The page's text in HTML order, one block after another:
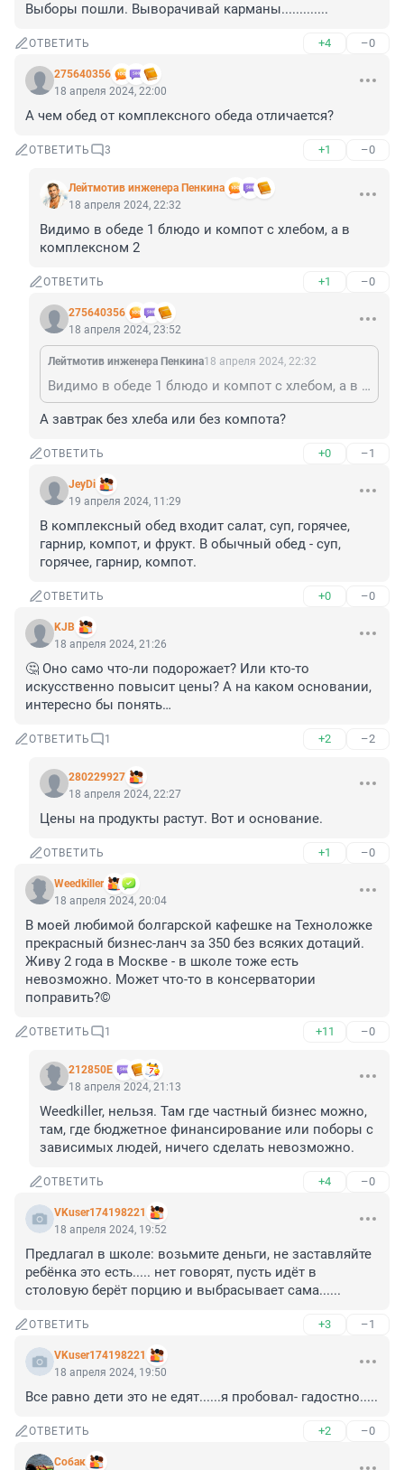
Выборы пошли. Выворачивай карманы.............
ОТВЕТИТЬ +4 –0
275640356
18 апреля 2024, 22:00
А чем обед от комплексного обеда отличается?
ОТВЕТИТЬ 3 +1 –0
Лейтмотив инженера Пенкина
18 апреля 2024, 22:32
Видимо в обеде 1 блюдо и компот с хлебом, а в
комплексном 2
ОТВЕТИТЬ +1 –0
275640356
18 апреля 2024, 23:52
Лейтмотив инженера Пенкина18 апреля 2024, 22:32
Видимо в обеде 1 блюдо и компот с хлебом, а в комплексном 2
А завтрак без хлеба или без компота?
ОТВЕТИТЬ +0 –1
JeyDi
19 апреля 2024, 11:29
В комплексный обед входит салат, суп, горячее,
гарнир, компот, и фрукт. В обычный обед - суп,
горячее, гарнир, компот.
ОТВЕТИТЬ +0 –0
KJB
18 апреля 2024, 21:26
🤔 Оно само что-ли подорожает? Или кто-то
искусственно повысит цены? А на каком основании,
интересно бы понять…
ОТВЕТИТЬ 1 +2 –2
280229927
18 апреля 2024, 22:27
Цены на продукты растут. Вот и основание.
ОТВЕТИТЬ +1 –0
Weedkiller
18 апреля 2024, 20:04
В моей любимой болгарской кафешке на Техноложке
прекрасный бизнес-ланч за 350 без всяких дотаций.
Живу 2 года в Москве - в школе тоже есть
невозможно. Может что-то в консерватории
поправить?©
ОТВЕТИТЬ 1 +11 –0
212850Е
18 апреля 2024, 21:13
Weedkiller, нельзя. Там где частный бизнес можно,
там, где бюджетное финансирование или поборы с
зависимых людей, ничего сделать невозможно.
ОТВЕТИТЬ +4 –0
VKuser174198221
18 апреля 2024, 19:52
Предлагал в школе: возьмите деньги, не заставляйте
ребёнка это есть..... нет говорят, пусть идёт в
столовую берёт порцию и выбрасывает сама......
ОТВЕТИТЬ +3 –1
VKuser174198221
18 апреля 2024, 19:50
Все равно дети это не едят......я пробовал- гадостно.....
ОТВЕТИТЬ +2 –0
Собак